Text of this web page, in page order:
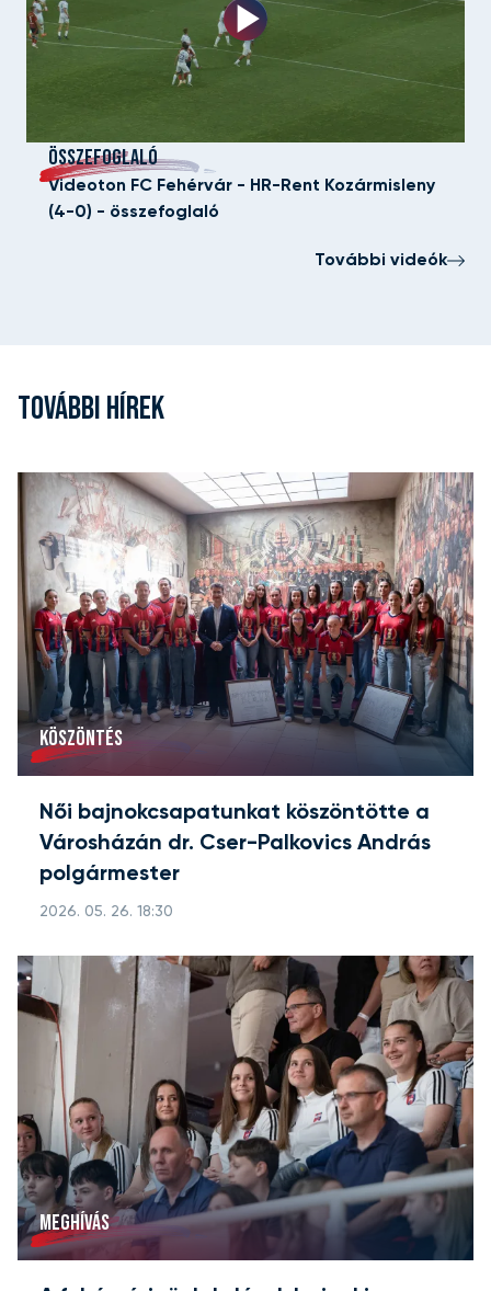
ÖSSZEFOGLALÓ
Videoton FC Fehérvár - HR-Rent Kozármisleny
(4-0) - összefoglaló
További videók
TOVÁBBI HÍREK
KÖSZÖNTÉS
Női bajnokcsapatunkat köszöntötte a
Városházán dr. Cser-Palkovics András
polgármester
2026. 05. 26. 18:30
MEGHÍVÁS